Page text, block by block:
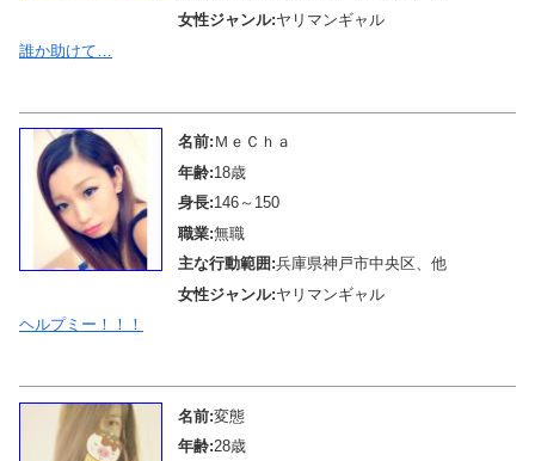
女性ジャンル:ヤリマンギャル
誰か助けて…
名前: ＭｅＣｈａ
年齢:18歳
身長:146～150
職業:無職
主な行動範囲:兵庫県神戸市中央区、他
女性ジャンル:ヤリマンギャル
ヘルプミー！！！
名前:変態
年齢:28歳